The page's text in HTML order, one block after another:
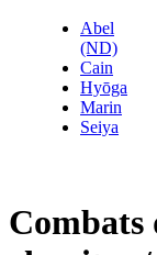
Abel
(ND)
Cain
Hyōga
Marin
Seiya
Combats